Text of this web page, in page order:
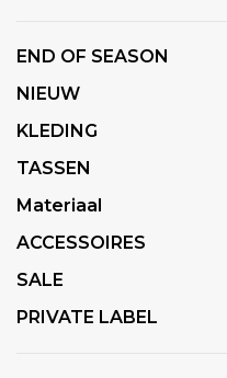
END OF SEASON
NIEUW
KLEDING
TASSEN
Materiaal
ACCESSOIRES
SALE
PRIVATE LABEL